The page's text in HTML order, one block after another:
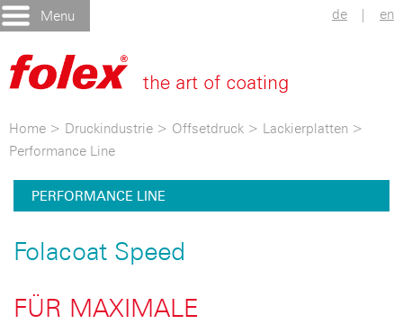
Menu de | en
Home > Druckindustrie > Offsetdruck > Lackierplatten >
Performance Line
PERFORMANCE LINE
Folacoat Speed
FÜR MAXIMALE